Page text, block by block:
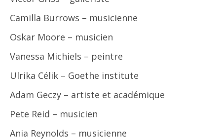
Camilla Burrows – musicienne
Oskar Moore – musicien
Vanessa Michiels – peintre
Ulrika Célik – Goethe institute
Adam Geczy – artiste et académique
Pete Reid – musicien
Ania Reynolds – musicienne